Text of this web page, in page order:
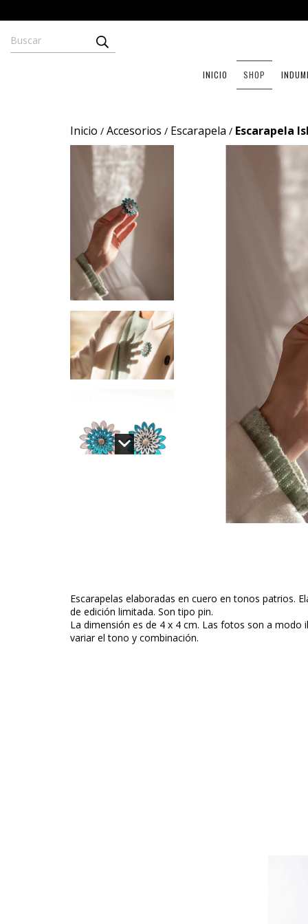
INICIO SHOP
Inicio / Accesorios / Escarapela / Escarapela
Escarapelas elaboradas en cuero en tonos patrios.
de edición limitada. Son tipo pin.
La dimensión es de 4 x 4 cm. Las fotos son a
variar el tono y combinación.